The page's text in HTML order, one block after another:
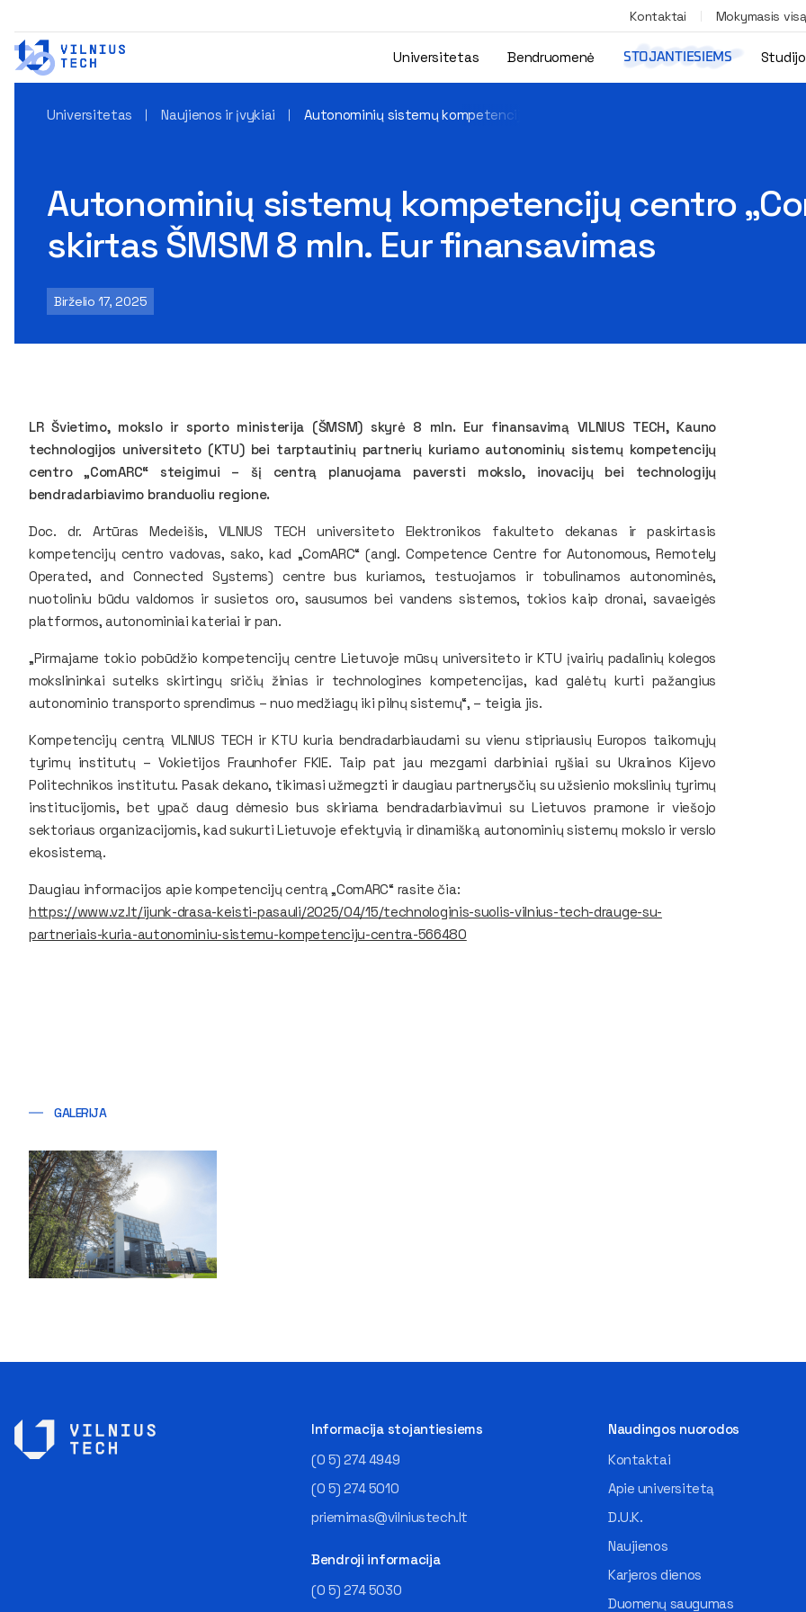
Kontaktai Mokymasis
Universitetas Bendruomenė STOJANTIESIEMS
Universitetas Naujienos ir įvykiai Autonominių sistemų kompetencijų centro „ComARC“ steigimui skirtas ŠMSM 8
Autonominių sistemų kompetencijų centro
skirtas ŠMSM 8 mln. Eur finansavimas
Birželio 17, 2025
LR Švietimo, mokslo ir sporto ministerija (ŠMSM) skyrė 8 mln. Eur finansavimą VILNIUS TECH, Kauno
technologijos universiteto (KTU) bei tarptautinių partnerių kuriamo autonominių sistemų kompetencijų
centro „ComARC“ steigimui – šį centrą planuojama paversti mokslo, inovacijų bei technologijų
bendradarbiavimo branduoliu regione.
Doc. dr. Artūras Medeišis, VILNIUS TECH universiteto Elektronikos fakulteto dekanas ir paskirtasis
kompetencijų centro vadovas, sako, kad „ComARC“ (angl. Competence Centre for Autonomous, Remotely
Operated, and Connected Systems) centre bus kuriamos, testuojamos ir tobulinamos autonominės,
nuotoliniu būdu valdomos ir susietos oro, sausumos bei vandens sistemos, tokios kaip dronai, savaeigės
platformos, autonominiai kateriai ir pan.
„Pirmajame tokio pobūdžio kompetencijų centre Lietuvoje mūsų universiteto ir KTU įvairių padalinių kolegos
mokslininkai sutelks skirtingų sričių žinias ir technologines kompetencijas, kad galėtų kurti pažangius
autonominio transporto sprendimus – nuo medžiagų iki pilnų sistemų“, – teigia jis.
Kompetencijų centrą VILNIUS TECH ir KTU kuria bendradarbiaudami su vienu stipriausių Europos taikomųjų
tyrimų institutų – Vokietijos Fraunhofer FKIE. Taip pat jau mezgami darbiniai ryšiai su Ukrainos Kijevo
Politechnikos institutu. Pasak dekano, tikimasi užmegzti ir daugiau partnerysčių su užsienio mokslinių tyrimų
institucijomis, bet ypač daug dėmesio bus skiriama bendradarbiavimui su Lietuvos pramone ir viešojo
sektoriaus organizacijomis, kad sukurti Lietuvoje efektyvią ir dinamišką autonominių sistemų mokslo ir verslo
ekosistemą.
Daugiau informacijos apie kompetencijų centrą „ComARC“ rasite čia:
https://www.vz.lt/ijunk-drasa-keisti-pasauli/2025/04/15/technologinis-suolis-vilnius-tech-drauge-su-
partneriais-kuria-autonominiu-sistemu-kompetenciju-centra-566480
GALERIJA
Informacija stojantiesiems
(0 5) 274 4949
(0 5) 274 5010
priemimas@vilniustech.lt
Bendroji informacija
(0 5) 274 5030
Naudingos nuorodos
Kontaktai
Apie universitetą
D.U.K.
Naujienos
Karjeros dienos
Duomenų saugumas